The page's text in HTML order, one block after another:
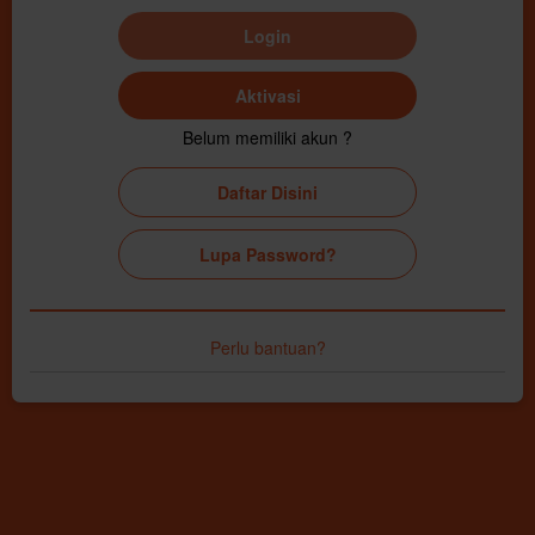
Login
Aktivasi
Belum memiliki akun ?
Daftar Disini
Lupa Password?
Perlu bantuan?